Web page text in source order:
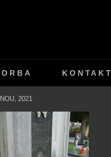
KONTAKT
2021